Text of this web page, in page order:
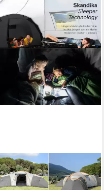
SKANDIKA
Kuppelzelt Turin 12 Sleeper
Familienzelt, 3 dunkle